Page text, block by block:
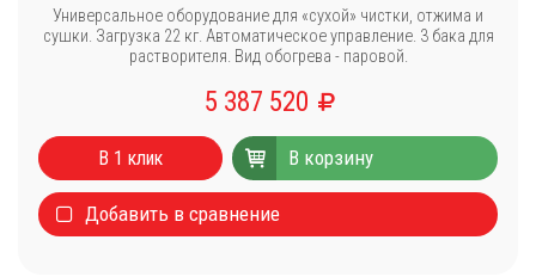
Универсальное оборудование для «сухой» чистки, отжима и
сушки. Загрузка 22 кг. Автоматическое управление. 3 бака для
растворителя. Вид обогрева - паровой.
5 387 520
В 1 клик В корзину
Добавить в сравнение